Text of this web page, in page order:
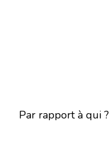
Par rapport à qui ?